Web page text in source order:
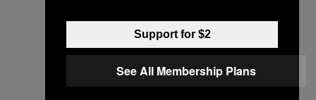
Support for $2
See All Membership Plans